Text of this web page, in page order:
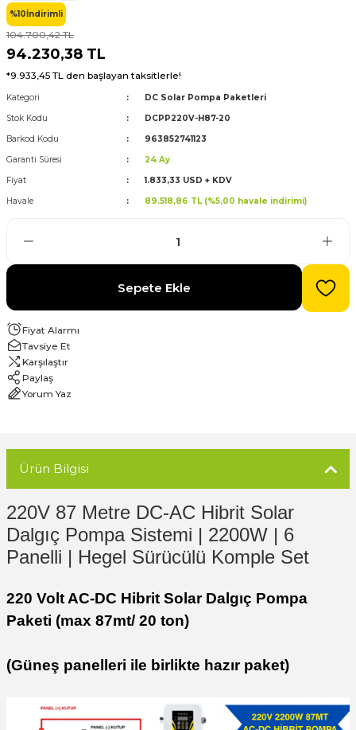
Kesiciler
%10İndirimli
104.700,42 TL
94.230,38 TL
*9.933,45 TL den başlayan taksitlerle!
Kategori
DC Solar Pompa Paketleri
Stok Kodu
DCPP220V-H87-20
Barkod Kodu
963852741123
Garanti Süresi
24 Ay
Fiyat
1.833,33 USD + KDV
Havale
89.518,86 TL (%5,00 havale indirimi)
Sepete Ekle
Fiyat Alarmı
Tavsiye Et
Karşılaştır
Paylaş
Yorum Yaz
Ürün Bilgisi
220V 87 Metre DC-AC Hibrit Solar
Dalgıç Pompa Sistemi | 2200W | 6
Panelli | Hegel Sürücülü Komple Set
220 Volt AC-DC Hibrit Solar Dalgıç Pompa
Paketi (max 87mt/ 20 ton)
(Güneş panelleri ile birlikte hazır paket)